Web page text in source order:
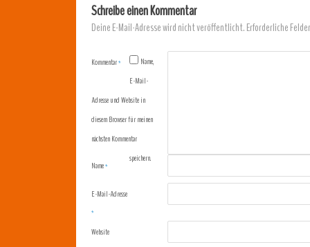
Schreibe einen Kommentar
Deine E-Mail-Adresse wird nicht veröffentlicht.Erforderliche
Kommentar*
Name*
E-Mail-Adresse
*
Website
Name,
E-Mail-
Adresse und Website in
diesem Browser für meinen
nächsten Kommentar
speichern.